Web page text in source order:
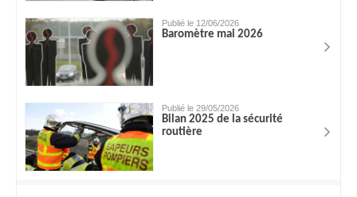
Publié le 12/06/2026
Baromètre mai 2026
Publié le 29/05/2026
Bilan 2025 de la sécurité
routière